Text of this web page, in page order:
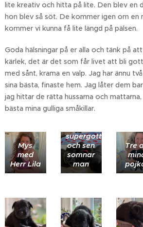
lite kreativ och hitta på lite. Den blev en
hon blev så söt. De kommer igen om en
kommer vi kunna få lite längd på pälsen.
Goda hälsningar på er alla och tänk på
kärlek, det är det som får livet att bli
med sånt, krama en valp. Jag har ännu
sina bästa, finaste hem. Jag låter dem
jag hittar de rätta hussarna och
bästa mina gulliga småkillar.
Mys
med
Herr Lila
supergott
och sen
somnar
man
Tre
Jag blev
ändå
nöjd,
doodle
som
ändå